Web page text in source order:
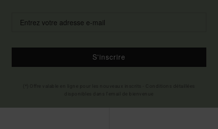
S'inscrire